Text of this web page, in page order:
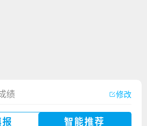
绩 修改
智能推荐